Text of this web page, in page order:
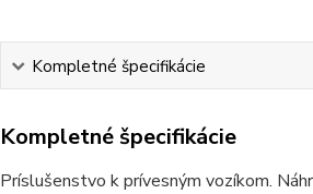
Kompletné špecifikácie
Kompletné špecifikácie
Príslušenstvo k prívesným vozíkom.